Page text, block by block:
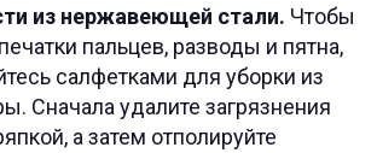
из нержавеющей стали. Чтобы
пальцев, разводы и пятна,
салфетками для уборки из
Сначала удалите загрязнения
а затем отполируйте